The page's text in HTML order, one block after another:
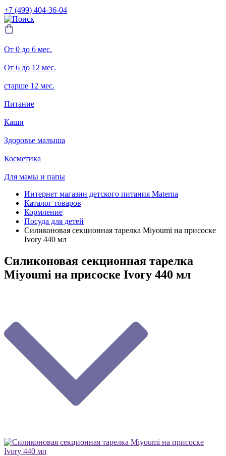
+7 (499) 404-36-04
От 0 до 6 мес.
От 6 до 12 мес.
старше 12 мес.
Питание
Каши
Здоровье малыша
Косметика
Для мамы и папы
Интернет магазин детского питания Materna
Каталог товаров
Кормление
Посуда для детей
Силиконовая секционная тарелка Мiyoumi на присоске
Ivory 440 мл
Силиконовая секционная тарелка
Мiyoumi на присоске Ivory 440 мл